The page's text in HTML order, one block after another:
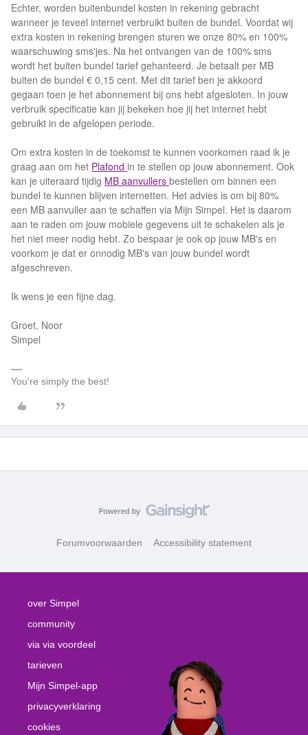
Echter, worden buitenbundel kosten in rekening gebracht
wanneer je teveel internet verbruikt buiten de bundel. Voordat wij
extra kosten in rekening brengen sturen we onze 80% en 100%
waarschuwing sms'jes. Na het ontvangen van de 100% sms
wordt het buiten bundel tarief gehanteerd. Je betaalt per MB
buiten de bundel € 0,15 cent. Met dit tarief ben je akkoord
gegaan toen je het abonnement bij ons hebt afgesloten. In jouw
verbruik specificatie kan jij bekeken hoe jij het internet hebt
gebruikt in de afgelopen periode.
Om extra kosten in de toekomst te kunnen voorkomen raad ik je
graag aan om het Plafond in te stellen op jouw abonnement. Ook
kan je uiteraard tijdig MB aanvullers bestellen om binnen een
bundel te kunnen blijven internetten. Het advies is om bij 80%
een MB aanvuller aan te schaffen via Mijn Simpel. Het is daarom
aan te raden om jouw mobiele gegevens uit te schakelen als je
het niet meer nodig hebt. Zo bespaar je ook op jouw MB's en
voorkom je dat er onnodig MB's van jouw bundel wordt
afgeschreven.
Ik wens je een fijne dag.
Groet, Noor
Simpel
You're simply the best!
Forumvoorwaarden Accessibility statement
over Simpel
community
via via voordeel
tarieven
Mijn Simpel-app
privacyverklaring
cookies